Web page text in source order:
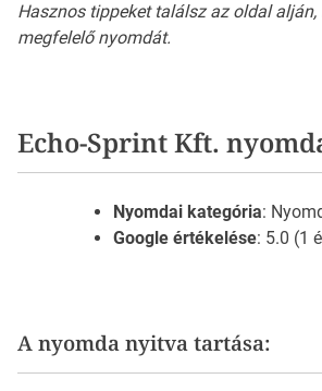
Hasznos tippeket találsz az oldal
megfelelő nyomdát.
Echo-Sprint Kft.
Nyomdai kategória:
Google értékelése: 5.0 (1
A nyomda nyitva tartása: